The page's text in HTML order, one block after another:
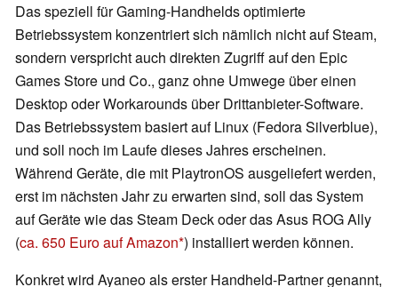
Das speziell für Gaming-Handhelds optimierte
Betriebssystem konzentriert sich nämlich nicht auf Steam,
sondern verspricht auch direkten Zugriff auf den Epic
Games Store und Co., ganz ohne Umwege über einen
Desktop oder Workarounds über Drittanbieter-Software.
Das Betriebssystem basiert auf Linux (Fedora Silverblue),
und soll noch im Laufe dieses Jahres erscheinen.
Während Geräte, die mit PlaytronOS ausgeliefert werden,
erst im nächsten Jahr zu erwarten sind, soll das System
auf Geräte wie das Steam Deck oder das Asus ROG Ally
(ca. 650 Euro auf Amazon ) installiert werden können.
Konkret wird Ayaneo als erster Handheld-Partner genannt,